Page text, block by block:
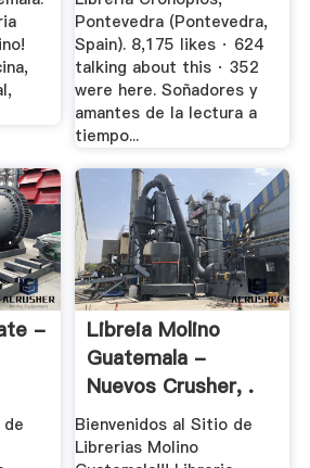
Pontevedra (Pontevedra,
Spain). 8,175 likes · 624
talking about this · 352
were here. Soñadores y
amantes de la lectura a
tiempo...
-
Libreia Molino
Guatemala -
Nuevos Crusher, .
Bienvenidos al Sitio de
Librerias Molino